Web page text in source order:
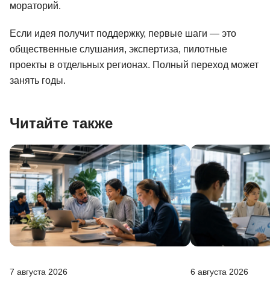
мораторий.
Если идея получит поддержку, первые шаги — это
общественные слушания, экспертиза, пилотные
проекты в отдельных регионах. Полный переход может
занять годы.
Читайте также
7 августа 2026 6 августа 2026